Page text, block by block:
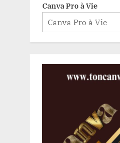
Canva Pro à Vie